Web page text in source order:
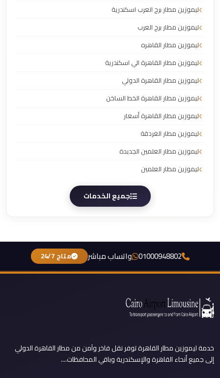
ليموزين مطار برج العرب اسكندرية
ليموزين مطار برج العرب
ليموزين مطار القاهره
ليموزين مطار القاهرة الي اسكندرية
ليموزين مطار القاهرة الدولي
ليموزين مطار القاهرة الخط الساخن
ليموزين مطار القاهرة أسعار
ليموزين مطار الغردقة
ليموزين مطار العلمين الجديدة
ليموزين مطار العلمين
جميع الخدمات
01000948802 واتساب مباشر متاح 24/7
خدمة ليموزين مطار القاهرة توفر نقل فاخر وآمن من مطار القاهرة الدولي
إلى جميع أنحاء القاهرة والإسكندرية وباقي المحافظات....